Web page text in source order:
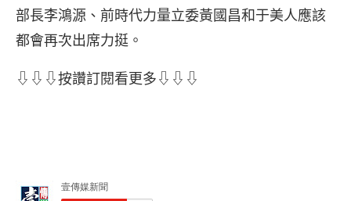
部長李鴻源、前時代力量立委黃國昌和于美人應該
都會再次出席力挺。
⇩⇩⇩按讚訂閱看更多⇩⇩⇩